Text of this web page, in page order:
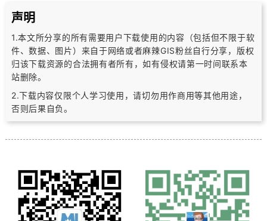
声明
1.本文所分享的所有需要用户下载使用的内容（包括但不限于软
件、数据、图片） 来自于网络或者麻辣GIS粉丝自行分享，版权
归该下载资源的合法拥有者所有，如有侵权请第一时间联系本
站删除。
2.下载内容仅限个人学习使用，请切勿用作商用等其他用途，
否则后果自负。